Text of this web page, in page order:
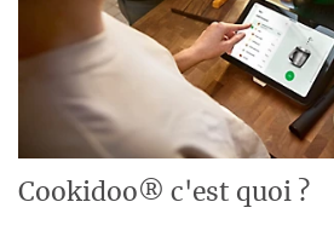
Cookidoo® c'est quoi ?